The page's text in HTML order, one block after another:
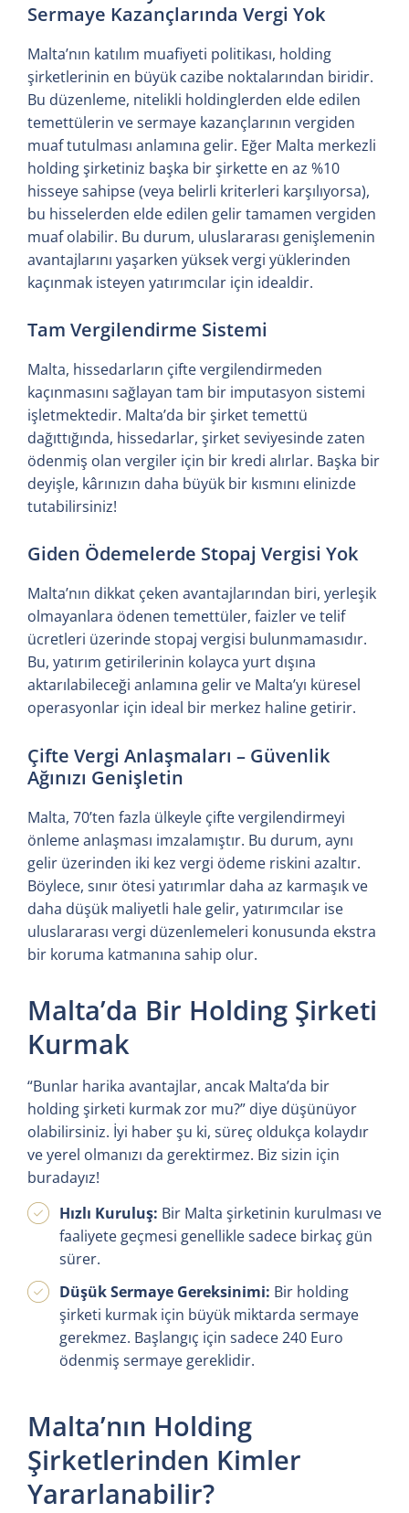
Sermaye Kazançlarında Vergi Yok
Malta’nın katılım muafiyeti politikası, holding
şirketlerinin en büyük cazibe noktalarından biridir.
Bu düzenleme, nitelikli holdinglerden elde edilen
temettülerin ve sermaye kazançlarının vergiden
muaf tutulması anlamına gelir. Eğer Malta merkezli
holding şirketiniz başka bir şirkette en az %10
hisseye sahipse (veya belirli kriterleri karşılıyorsa),
bu hisselerden elde edilen gelir tamamen vergiden
muaf olabilir. Bu durum, uluslararası genişlemenin
avantajlarını yaşarken yüksek vergi yüklerinden
kaçınmak isteyen yatırımcılar için idealdir.
Tam Vergilendirme Sistemi
Malta, hissedarların çifte vergilendirmeden
kaçınmasını sağlayan tam bir imputasyon sistemi
işletmektedir. Malta’da bir şirket temettü
dağıttığında, hissedarlar, şirket seviyesinde zaten
ödenmiş olan vergiler için bir kredi alırlar. Başka bir
deyişle, kârınızın daha büyük bir kısmını elinizde
tutabilirsiniz!
Giden Ödemelerde Stopaj Vergisi Yok
Malta’nın dikkat çeken avantajlarından biri, yerleşik
olmayanlara ödenen temettüler, faizler ve telif
ücretleri üzerinde stopaj vergisi bulunmamasıdır.
Bu, yatırım getirilerinin kolayca yurt dışına
aktarılabileceği anlamına gelir ve Malta’yı küresel
operasyonlar için ideal bir merkez haline getirir.
Çifte Vergi Anlaşmaları – Güvenlik
Ağınızı Genişletin
Malta, 70’ten fazla ülkeyle çifte vergilendirmeyi
önleme anlaşması imzalamıştır. Bu durum, aynı
gelir üzerinden iki kez vergi ödeme riskini azaltır.
Böylece, sınır ötesi yatırımlar daha az karmaşık ve
daha düşük maliyetli hale gelir, yatırımcılar ise
uluslararası vergi düzenlemeleri konusunda ekstra
bir koruma katmanına sahip olur.
Malta’da Bir Holding Şirketi
Kurmak
“Bunlar harika avantajlar, ancak Malta’da bir
holding şirketi kurmak zor mu?” diye düşünüyor
olabilirsiniz. İyi haber şu ki, süreç oldukça kolaydır
ve yerel olmanızı da gerektirmez. Biz sizin için
buradayız!
Hızlı Kuruluş: Bir Malta şirketinin kurulması ve
faaliyete geçmesi genellikle sadece birkaç gün
sürer.
Düşük Sermaye Gereksinimi: Bir holding
şirketi kurmak için büyük miktarda sermaye
gerekmez. Başlangıç için sadece 240 Euro
ödenmiş sermaye gereklidir.
Malta’nın Holding
Şirketlerinden Kimler
Yararlanabilir?